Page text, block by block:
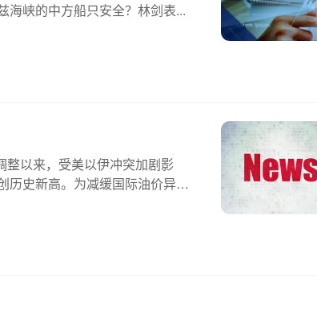
海峡的中方船只安全？林剑表...
以来，受美以伊冲突加剧影
历史新高。为减缓国际油价异